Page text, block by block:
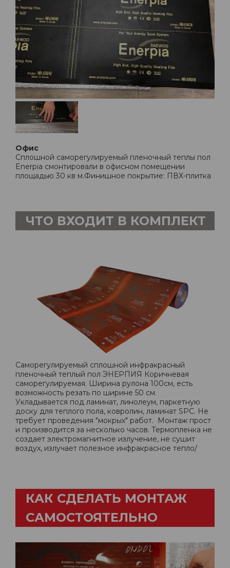
Офис
Сплошной саморегулируемый пленочный теплы пол
Enerpia смонтировали в офисном помещении
площадью 30 кв м.Финишное покрытие: ПВХ-плитка
ЧТО ВХОДИТ В КОМПЛЕКТ
Саморегулируемый сплошной инфракрасный
пленочный теплый пол ЭНЕРПИЯ Коричневая
саморегулируемая. Ширина рулона 100см, есть
возможность резать по ширине 50 см.
Укладывается под ламинат, линолеум, паркетную
доску для теплого пола, ковролин, ламинат SPC. Не
требует проведения "мокрых" работ. Монтаж прост
и производится за несколько часов. Термопленка не
создает электромагнитное излучение, не сушит
воздух, излучает полезное инфракрасное тепло/
КАК СДЕЛАТЬ МОНТАЖ
САМОСТОЯТЕЛЬНО